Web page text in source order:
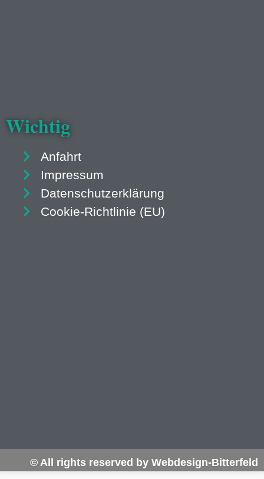
Wichtig
Anfahrt
Impressum
Datenschutzerklärung
Cookie-Richtlinie (EU)
© All rights reserved by Webdesign-Bitterfeld